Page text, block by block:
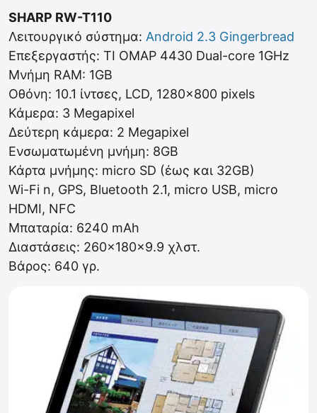
SHARP RW-T110
Λειτουργικό σύστημα: Android 2.3 Gingerbread
Επεξεργαστής: TI OMAP 4430 Dual-core 1GHz
Μνήμη RAM: 1GB
Οθόνη: 10.1 ίντσες, LCD, 1280×800 pixels
Κάμερα: 3 Megapixel
Δεύτερη κάμερα: 2 Megapixel
Ενσωματωμένη μνήμη: 8GB
Κάρτα μνήμης: micro SD (έως και 32GB)
Wi-Fi n, GPS, Bluetooth 2.1, micro USB, micro
HDMI, NFC
Μπαταρία: 6240 mAh
Διαστάσεις: 260×180×9.9 χλστ.
Βάρος: 640 γρ.